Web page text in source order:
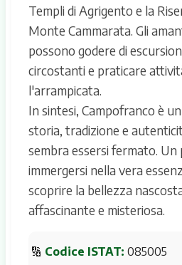
Templi di Agrigento e la
Monte Cammarata. Gli
possono godere di
circostanti e praticare
l'arrampicata.
In sintesi, Campofranco è
storia, tradizione e
sembra essersi fermato. Un
immergersi nella vera
scoprire la bellezza
affascinante e misteriosa.
🔢 Codice ISTAT: 085005